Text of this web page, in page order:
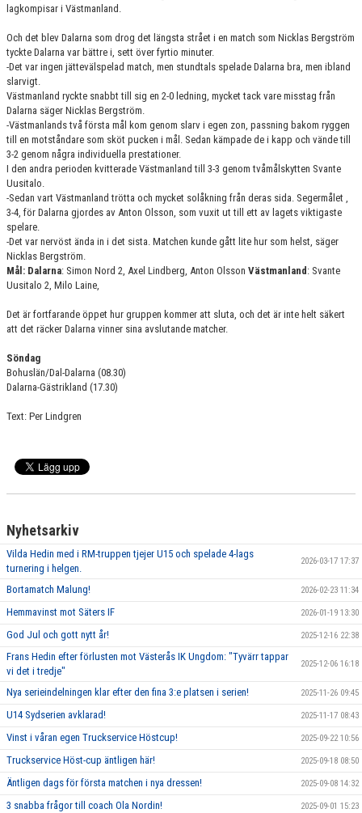
lagkompisar i Västmanland.
Och det blev Dalarna som drog det längsta strået i en match som Nicklas Bergström
tyckte Dalarna var bättre i, sett över fyrtio minuter.
-Det var ingen jättevälspelad match, men stundtals spelade Dalarna bra, men ibland
slarvigt.
Västmanland ryckte snabbt till sig en 2-0 ledning, mycket tack vare misstag från
Dalarna säger Nicklas Bergström.
-Västmanlands två första mål kom genom slarv i egen zon, passning bakom ryggen
till en motståndare som sköt pucken i mål. Sedan kämpade de i kapp och vände till
3-2 genom några individuella prestationer.
I den andra perioden kvitterade Västmanland till 3-3 genom tvåmålskytten Svante
Uusitalo.
-Sedan vart Västmanland trötta och mycket solåkning från deras sida. Segermålet ,
3-4, för Dalarna gjordes av Anton Olsson, som vuxit ut till ett av lagets viktigaste
spelare.
-Det var nervöst ända in i det sista. Matchen kunde gått lite hur som helst, säger
Nicklas Bergström.
Mål: Dalarna: Simon Nord 2, Axel Lindberg, Anton Olsson Västmanland : Svante
Uusitalo 2, Milo Laine,
Det är fortfarande öppet hur gruppen kommer att sluta, och det är inte helt säkert
att det räcker Dalarna vinner sina avslutande matcher.
Söndag
Bohuslän/Dal-Dalarna (08.30)
Dalarna-Gästrikland (17.30)
Text: Per Lindgren
Nyhetsarkiv
Vilda Hedin med i RM-truppen tjejer U15 och spelade 4-lags
turnering i helgen.
2026-03-17 17:37
Bortamatch Malung! 2026-02-23 11:34
Hemmavinst mot Säters IF 2026-01-19 13:30
God Jul och gott nytt år! 2025-12-16 22:38
Frans Hedin efter förlusten mot Västerås IK Ungdom: "Tyvärr tappar
vi det i tredje"
2025-12-06 16:18
Nya serieindelningen klar efter den fina 3:e platsen i serien! 2025-11-26 09:45
U14 Sydserien avklarad! 2025-11-17 08:43
Vinst i våran egen Truckservice Höstcup! 2025-09-22 10:56
Truckservice Höst-cup äntligen här! 2025-09-18 08:50
Äntligen dags för första matchen i nya dressen! 2025-09-08 14:32
3 snabba frågor till coach Ola Nordin! 2025-09-01 15:23